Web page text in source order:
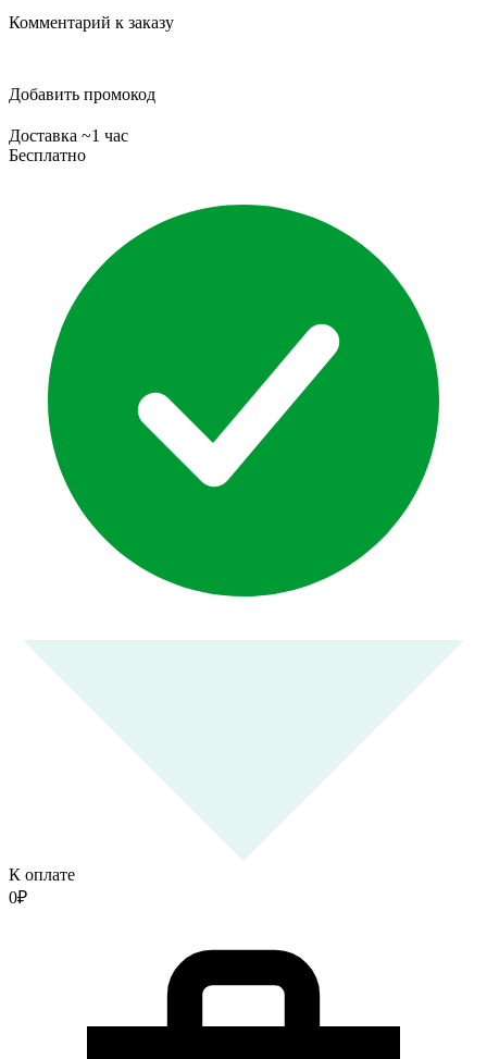
Комментарий к заказу
Добавить промокод
Доставка ~1 час
Бесплатно
К оплате
0₽